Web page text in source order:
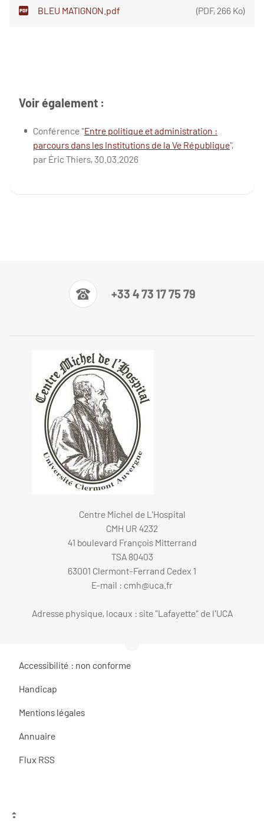
BLEU MATIGNON.pdf (PDF,266 Ko)
Voir également :
Conférence "Entre politique et administration :
parcours dans les Institutions de la Ve République",
par Éric Thiers, 30.03.2026
+33 4 73 17 75 79
Centre Michel de L'Hospital
CMH UR 4232
41 boulevard François Mitterrand
TSA 80403
63001 Clermont-Ferrand Cedex 1
E-mail : cmh@uca.fr
Adresse physique, locaux : site "Lafayette" de l'UCA
Accessibilité : non conforme
Handicap
Mentions légales
Annuaire
Flux RSS